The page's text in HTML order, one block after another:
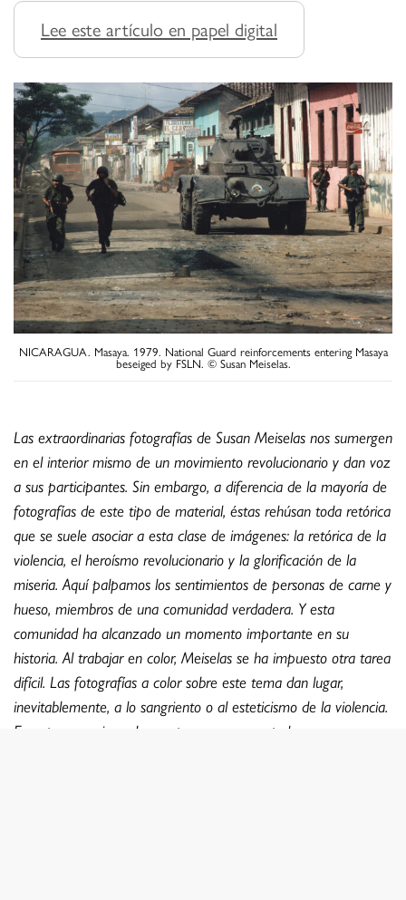
Lee este artículo en papel digital
NICARAGUA. Masaya. 1979. National Guard reinforcements entering Masaya
beseiged by FSLN. © Susan Meiselas.
Las extraordinarias fotografías de Susan Meiselas nos sumergen
en el interior mismo de un movimiento revolucionario y dan voz
a sus participantes. Sin embargo, a diferencia de la mayoría de
fotografías de este tipo de material, éstas rehúsan toda retórica
que se suele asociar a esta clase de imágenes: la retórica de la
violencia, el heroísmo revolucionario y la glorificación de la
miseria. Aquí palpamos los sentimientos de personas de carne y
hueso, miembros de una comunidad verdadera. Y esta
comunidad ha alcanzado un momento importante en su
historia. Al trabajar en color, Meiselas se ha impuesto otra tarea
difícil. Las fotografías a color sobre este tema dan lugar,
inevitablemente, a lo sangriento o al esteticismo de la violencia.
En este caso, sin embargo, tenemos un control enorme, una